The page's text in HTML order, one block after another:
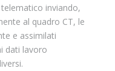
inviando,
al quadro CT, le
e assimilati
dati lavoro